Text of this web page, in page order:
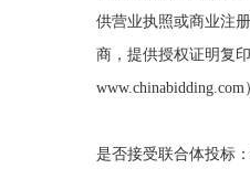
供营业执照或商业注
商，提供授权证明复
www.chinabidding.com
是否接受联合体投标